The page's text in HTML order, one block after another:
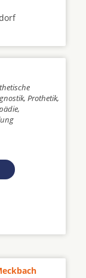
Prothetik,